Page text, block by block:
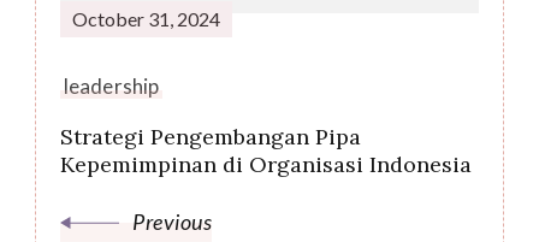
October 31, 2024
leadership
Strategi Pengembangan Pipa
Kepemimpinan di Organisasi Indonesia
Previous